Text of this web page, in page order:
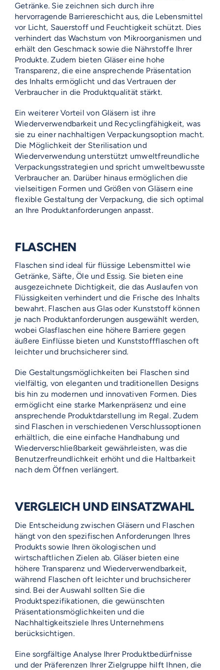
Getränke. Sie zeichnen sich durch ihre
hervorragende Barriereschicht aus, die Lebensmittel
vor Licht, Sauerstoff und Feuchtigkeit schützt. Dies
verhindert das Wachstum von Mikroorganismen und
erhält den Geschmack sowie die Nährstoffe Ihrer
Produkte. Zudem bieten Gläser eine hohe
Transparenz, die eine ansprechende Präsentation
des Inhalts ermöglicht und das Vertrauen der
Verbraucher in die Produktqualität stärkt.
Ein weiterer Vorteil von Gläsern ist ihre
Wiederverwendbarkeit und Recyclingfähigkeit, was
sie zu einer nachhaltigen Verpackungsoption macht.
Die Möglichkeit der Sterilisation und
Wiederverwendung unterstützt umweltfreundliche
Verpackungsstrategien und spricht umweltbewusste
Verbraucher an. Darüber hinaus ermöglichen die
vielseitigen Formen und Größen von Gläsern eine
flexible Gestaltung der Verpackung, die sich optimal
an Ihre Produktanforderungen anpasst.
FLASCHEN
Flaschen sind ideal für flüssige Lebensmittel wie
Getränke, Säfte, Öle und Essig. Sie bieten eine
ausgezeichnete Dichtigkeit, die das Auslaufen von
Flüssigkeiten verhindert und die Frische des Inhalts
bewahrt. Flaschen aus Glas oder Kunststoff können
je nach Produktanforderungen ausgewählt werden,
wobei Glasflaschen eine höhere Barriere gegen
äußere Einflüsse bieten und Kunststoffflaschen oft
leichter und bruchsicherer sind.
Die Gestaltungsmöglichkeiten bei Flaschen sind
vielfältig, von eleganten und traditionellen Designs
bis hin zu modernen und innovativen Formen. Dies
ermöglicht eine starke Markenpräsenz und eine
ansprechende Produktdarstellung im Regal. Zudem
sind Flaschen in verschiedenen Verschlussoptionen
erhältlich, die eine einfache Handhabung und
Wiederverschließbarkeit gewährleisten, was die
Benutzerfreundlichkeit erhöht und die Haltbarkeit
nach dem Öffnen verlängert.
VERGLEICH UND EINSATZWAHL
Die Entscheidung zwischen Gläsern und Flaschen
hängt von den spezifischen Anforderungen Ihres
Produkts sowie Ihren ökologischen und
wirtschaftlichen Zielen ab. Gläser bieten eine
höhere Transparenz und Wiederverwendbarkeit,
während Flaschen oft leichter und bruchsicherer
sind. Bei der Auswahl sollten Sie die
Produktspezifikationen, die gewünschten
Präsentationsmöglichkeiten und die
Nachhaltigkeitsziele Ihres Unternehmens
berücksichtigen.
Eine sorgfältige Analyse Ihrer Produktbedürfnisse
und der Präferenzen Ihrer Zielgruppe hilft Ihnen, die